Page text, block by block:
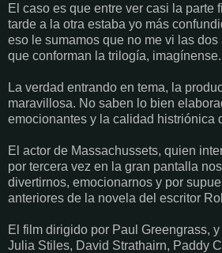
El caso es que entre ver casi la parte
tarde a la otra estaba yo más
eso le sumamos que no me vi las
que conforman la trilogía, imagínense.
La verdad entrando en tema, la
maravillosa. No saben lo bien
emocionantes y la calidad histriónica
El actor de Massachussets, quien
por tercera vez en la gran pantalla
divertirnos, emocionarnos y por
anteriores de la novela del escritor
El film dirigido por Paul Greengrass,
Julia Stiles, David Strathairn, Paddy